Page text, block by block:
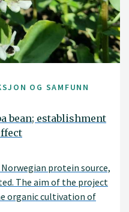
OG SAMFUNN
bean; establishment
protein source,
The aim of the project
organic cultivation of